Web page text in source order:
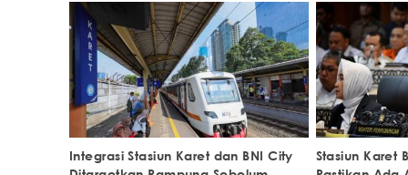
Integrasi Stasiun Karet dan BNI City
Stasiun Karet